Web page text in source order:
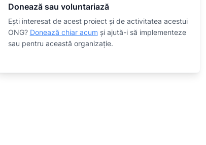
Donează sau voluntariază
Eşti interesat de acest proiect și de activitatea acestui
ONG? Donează chiar acum și ajută-i să implementeze
sau pentru această organizaţie.